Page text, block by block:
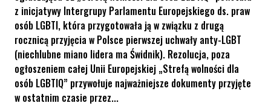
z inicjatywy Intergrupy Parlamentu Europejskiego ds. praw
osób LGBTI, która przygotowała ją w związku z drugą
rocznicą przyjęcia w Polsce pierwszej uchwały anty-LGBT
(niechlubne miano lidera ma Świdnik). Rezolucja, poza
ogłoszeniem całej Unii Europejskiej „Strefą wolności dla
osób LGBTIQ” przywołuje najważniejsze dokumenty przyjęte
w ostatnim czasie przez...